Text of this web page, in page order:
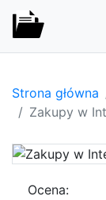
Strona główna
Zakupy w
Ocena: